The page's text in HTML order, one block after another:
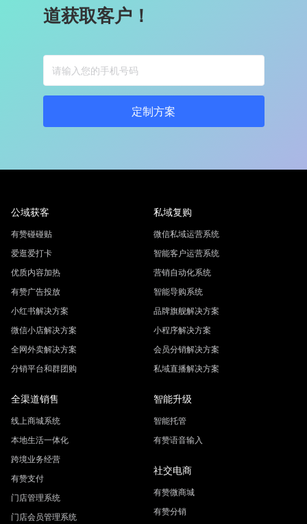
道获取客户！
定制方案
公域获客
有赞碰碰贴
爱逛爱打卡
优质内容加热
有赞广告投放
小红书解决方案
微信小店解决方案
全网外卖解决方案
分销平台和群团购
私域复购
微信私域运营系统
智能客户运营系统
营销自动化系统
智能导购系统
品牌旗舰解决方案
小程序解决方案
会员分销解决方案
私域直播解决方案
全渠道销售
线上商城系统
本地生活一体化
跨境业务经营
有赞支付
门店管理系统
门店会员管理系统
智能升级
智能托管
有赞语音输入
社交电商
有赞微商城
有赞分销